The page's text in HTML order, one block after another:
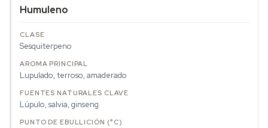
Humuleno
Sesquiterpeno
Lupulado, terroso, amaderado
Lúpulo, salvia, ginseng